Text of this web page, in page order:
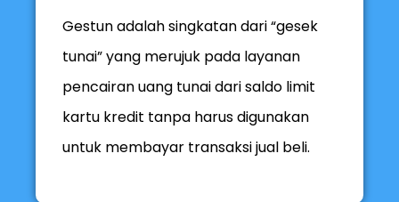
Gestun adalah singkatan dari “gesek
tunai” yang merujuk pada layanan
pencairan uang tunai dari saldo limit
kartu kredit tanpa harus digunakan
untuk membayar transaksi jual beli.